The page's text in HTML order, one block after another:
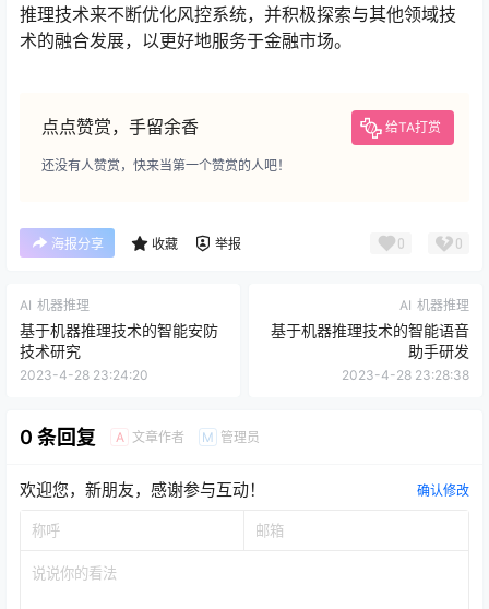
推理技术来不断优化风控系统，并积极探索与其他领域技
术的融合发展，以更好地服务于金融市场。
点点赞赏，手留余香 给TA打赏
还没有人赞赏，快来当第一个赞赏的人吧！
海报分享 收藏 举报 0 0
AI 机器推理
基于机器推理技术的智能安防
技术研究
2023-4-28 23:24:20
AI 机器推理
基于机器推理技术的智能语音
助手研发
2023-4-28 23:28:38
0 条回复 A 文章作者 M 管理员
欢迎您，新朋友，感谢参与互动！ 确认修改